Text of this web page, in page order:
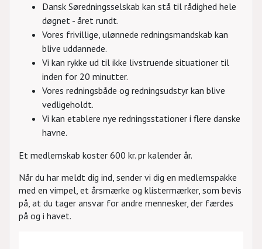
Dansk Søredningsselskab kan stå til rådighed hele
døgnet - året rundt.
Vores frivillige, ulønnede redningsmandskab kan
blive uddannede.
Vi kan rykke ud til ikke livstruende situationer til
inden for 20 minutter.
Vores redningsbåde og redningsudstyr kan blive
vedligeholdt.
Vi kan etablere nye redningsstationer i flere danske
havne.
Et medlemskab koster 600 kr. pr kalender år.
Når du har meldt dig ind, sender vi dig en medlemspakke
med en vimpel, et årsmærke og klistermærker, som bevis
på, at du tager ansvar for andre mennesker, der færdes
på og i havet.